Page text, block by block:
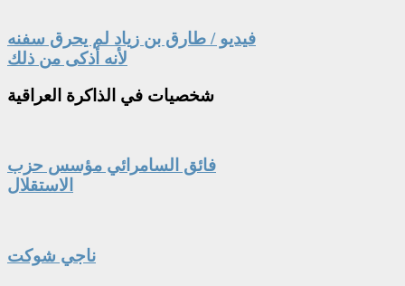
فيديو / طارق بن زياد لم يحرق سفنه
لأنه أذكى من ذلك
شخصيات في الذاكرة العراقية
فائق السامرائي مؤسس حزب
الاستقلال
ناجي شوكت